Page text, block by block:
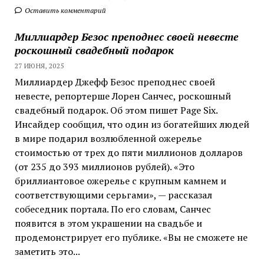
Оставить комментарий
Миллиардер Безос преподнес своей невесте
роскошный свадебный подарок
27 ИЮНЯ, 2025
Миллиардер Джефф Безос преподнес своей
невесте, репортерше Лорен Санчес, роскошный
свадебный подарок. Об этом пишет Page Six.
Инсайдер сообщил, что один из богатейших людей
в мире подарил возлюбленной ожерелье
стоимостью от трех до пяти миллионов долларов
(от 235 до 393 миллионов рублей). «Это
бриллиантовое ожерелье с крупным камнем и
соответствующими серьгами», — рассказал
собеседник портала. По его словам, Санчес
появится в этом украшении на свадьбе и
продемонстрирует его публике. «Вы не сможете не
заметить это...